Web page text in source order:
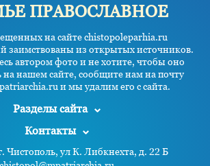
ПРАВОСЛАВНОЕ
на сайте chistopoleparhia.ru
заимствованы из открытых источников.
автором фото и не хотите, чтобы оно
на нашем сайте, сообщите нам на почту
и мы удалим его с сайта.
Разделы сайта
Контакты
Чистополь, ул К. Либкнехта, д. 22 Б